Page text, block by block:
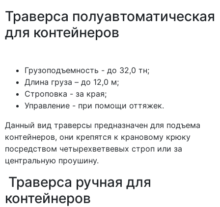
Траверса полуавтоматическая
для контейнеров
Грузоподъемность - до 32,0 тн;
Длина груза – до 12,0 м;
Строповка - за края;
Управление - при помощи оттяжек.
Данный вид траверсы предназначен для подъема
контейнеров, они крепятся к крановому крюку
посредством четырехветвевых строп или за
центральную проушину.
Траверса ручная для
контейнеров